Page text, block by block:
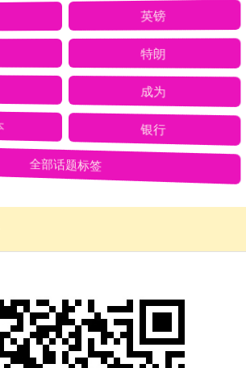
英镑
特朗
成为
银行
全部话题标签